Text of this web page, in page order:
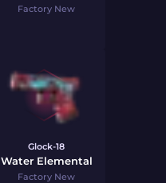
Factory New
Glock-18
Water Elemental
Factory New